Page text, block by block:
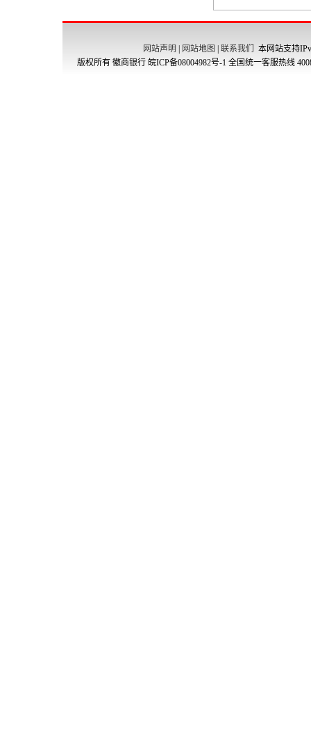
网站声明 网站地图 联系我们
本网站支持
版权所有 徽商银行 皖ICP备08004982号-1 全国统一客服热线